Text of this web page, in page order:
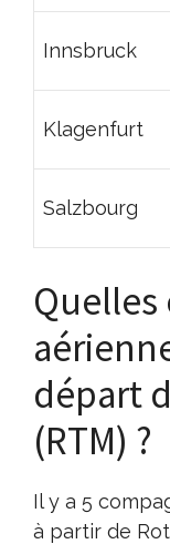
Innsbruck
Klagenfurt
Salzbourg
Quelles
départ
(RTM) ?
Il y a 5
à partir de